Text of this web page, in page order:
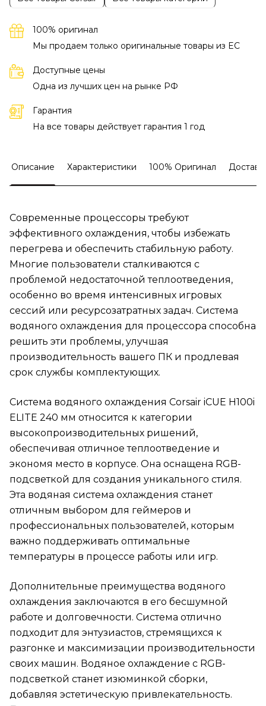
100% оригинал
Мы продаем только оригинальные товары из EC
Доступные цены
Одна из лучших цен на рынке РФ
Гарантия
На все товары действует гарантия 1 год
Описание Характеристики 100% Оригинал
Современные процессоры требуют
эффективного охлаждения, чтобы избежать
перегрева и обеспечить стабильную работу.
Многие пользователи сталкиваются с
проблемой недостаточной теплоотведения,
особенно во время интенсивных игровых
сессий или ресурсозатратных задач. Система
водяного охлаждения для процессора способна
решить эти проблемы, улучшая
производительность вашего ПК и продлевая
срок службы комплектующих.
Система водяного охлаждения Corsair iCUE H100i
ELITE 240 мм относится к категории
высокопроизводительных ришений,
обеспечивая отличное теплоотведение и
экономя место в корпусе. Она оснащена RGB-
подсветкой для создания уникального стиля.
Эта водяная система охлаждения станет
отличным выбором для геймеров и
профессиональных пользователей, которым
важно поддерживать оптимальные
температуры в процессе работы или игр.
Дополнительные преимущества водяного
охлаждения заключаются в его бесшумной
работе и долговечности. Система отлично
подходит для энтузиастов, стремящихся к
разгонке и максимизации производительности
своих машин. Водяное охлаждение с RGB-
подсветкой станет изюминкой сборки,
добавляя эстетическую привлекательность.